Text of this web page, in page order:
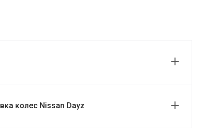
колес Nissan Dayz